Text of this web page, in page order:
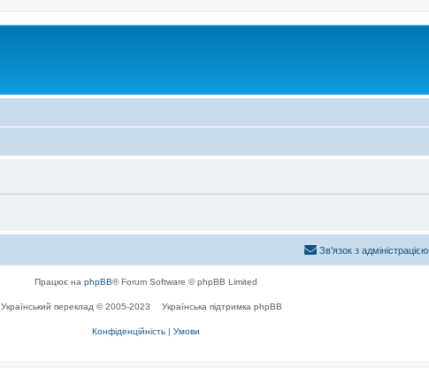
Зв'язок з адміністрацією
Працює на phpBB® Forum Software © phpBB Limited
Український переклад © 2005-2023 Українська підтримка phpBB
Конфіденційність | Умови